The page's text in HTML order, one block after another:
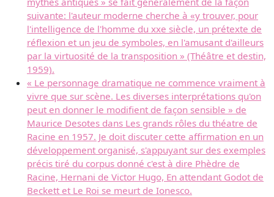
suivante: l'auteur moderne cherche à «y trouver, pour
l'intelligence de l'homme du xxe siècle, un prétexte de
réflexion et un jeu de symboles, en l'amusant d'ailleurs
par la virtuosité de la transposition » (Théâtre et destin,
1959).
« Le personnage dramatique ne commence vraiment à
vivre que sur scène. Les diverses interprétations qu'on
peut en donner le modifient de façon sensible » de
Maurice Desotes dans Les grands rôles du théatre de
Racine en 1957. Je doit discuter cette affirmation en un
développement organisé, s'appuyant sur des exemples
précis tiré du corpus donné c'est à dire Phèdre de
Racine, Hernani de Victor Hugo, En attendant Godot de
Beckett et Le Roi se meurt de Ionesco.